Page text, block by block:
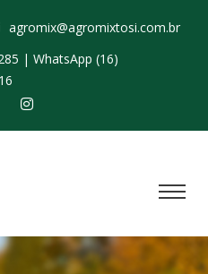
agromix@agromixtosi.com.br
| WhatsApp (16)